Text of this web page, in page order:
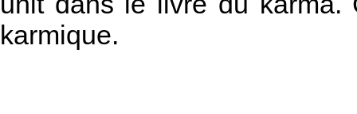
karmique.